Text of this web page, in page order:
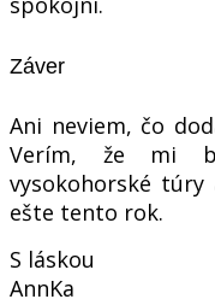
Záver
Ani neviem, čo
Verím, že mi
vysokohorské
ešte tento rok.
S láskou
AnnKa